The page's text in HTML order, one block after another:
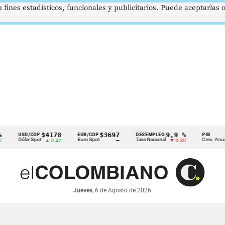
USD/COP
Dólar Spot
$4178
▲ 0.42
EUR/COP
Euro Spot
$3697
—
DESEMPLEO
Tasa Nacional
9,9 %
▼ 0.30
PIB
Crec. Anual
2,8
▲
Jueves, 6 de Agosto de 2026
estadísticos, funcionales y publicitarios. Puede aceptarlas